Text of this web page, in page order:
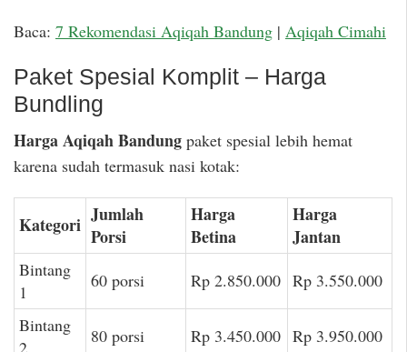
Baca: 7 Rekomendasi Aqiqah Bandung | Aqiqah Cimahi
Paket Spesial Komplit – Harga
Bundling
Harga Aqiqah Bandung paket spesial lebih hemat
karena sudah termasuk nasi kotak:
Kategori Jumlah
Porsi
Harga
Betina
Harga
Jantan
Bintang
1
60 porsi Rp 2.850.000 Rp 3.550.000
Bintang
2
80 porsi Rp 3.450.000 Rp 3.950.000